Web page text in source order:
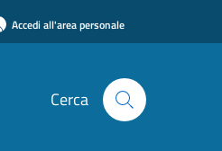
Accedi all'area personale
Cerca